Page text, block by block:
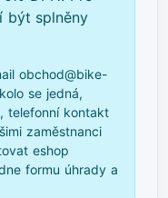
být splněny
obchod@bike-
se jedná,
telefonní kontakt
zaměstnanci
eshop
formu úhrady a